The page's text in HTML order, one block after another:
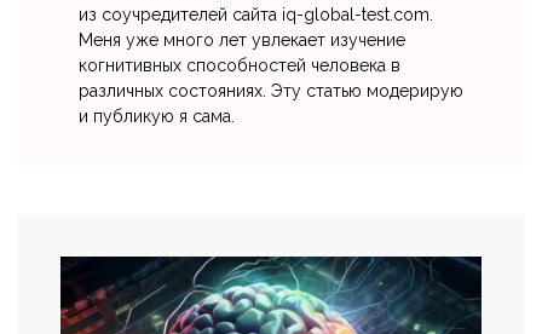
из соучредителей сайта iq-global-test.com.
Меня уже много лет увлекает изучение
когнитивных способностей человека в
различных состояниях. Эту статью модерирую
и публикую я сама.